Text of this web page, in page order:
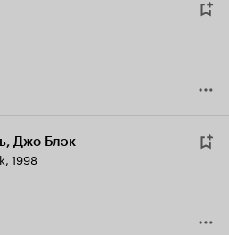
Джо Блэк
, 1998